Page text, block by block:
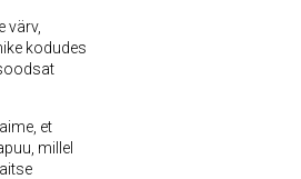
värv,
kodudes
et
millel